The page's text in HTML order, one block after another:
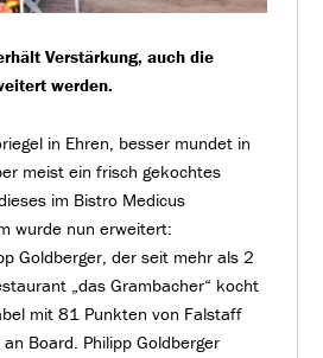
Verstärkung, auch die
werden.
in Ehren, besser mundet in
meist ein frisch gekochtes
im Bistro Medicus
wurde nun erweitert:
Goldberger, der seit mehr als 2
„das Grambacher“ kocht
mit 81 Punkten von Falstaff
Board. Philipp Goldberger